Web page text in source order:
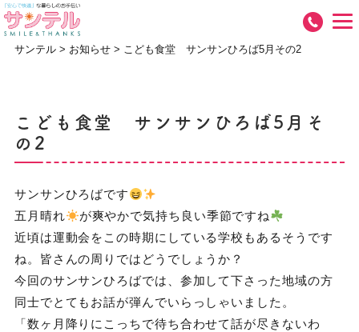
サンテル> お知らせ> こども食堂 サンサンひろば5月その2
こども食堂 サンサンひろば5月そ
の2
サンサンひろばです
五月晴れ
が爽やかで気持ち良い季節ですね
近頃は運動会をこの時期にしている学校もあるそうです
ね。皆さんの周りではどうでしょうか？
今回のサンサンひろばでは、参加して下さった地域の方
同士でとてもお話が弾んでいらっしゃいました。
「数ヶ月降りにこっちで待ち合わせて話が尽きないわ